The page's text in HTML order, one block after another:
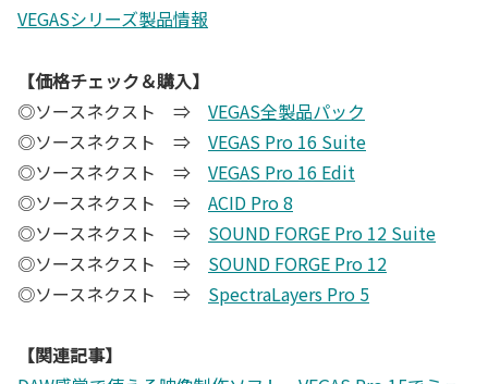
VEGASシリーズ製品情報
【価格チェック＆購入】
◎ソースネクスト ⇒ VEGAS全製品パック
◎ソースネクスト ⇒ VEGAS Pro 16 Suite
◎ソースネクスト ⇒ VEGAS Pro 16 Edit
◎ソースネクスト ⇒ ACID Pro 8
◎ソースネクスト ⇒ SOUND FORGE Pro 12 Suite
◎ソースネクスト ⇒ SOUND FORGE Pro 12
◎ソースネクスト ⇒ SpectraLayers Pro 5
【関連記事】